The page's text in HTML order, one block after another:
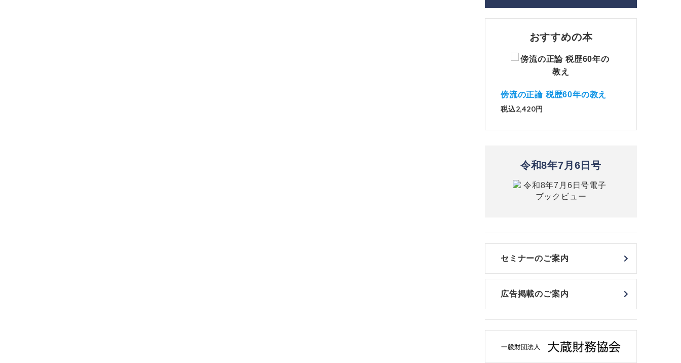
おすすめの本
傍流の正論 税歴60年の教え
税込2,420円
令和8年7月6日号
セミナーのご案内
広告掲載のご案内